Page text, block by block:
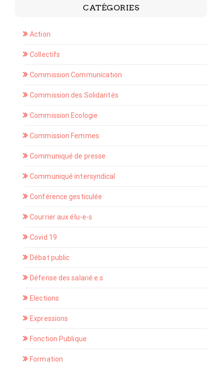
CATÉGORIES
Action
Collectifs
Commission Communication
Commission des Solidarités
Commission Ecologie
Commission Femmes
Communiqué de presse
Communiqué intersyndical
Conférence gesticulée
Courrier aux élu-e-s
Covid 19
Débat public
Défense des salarié.e.s
Elections
Expressions
Fonction Publique
Formation